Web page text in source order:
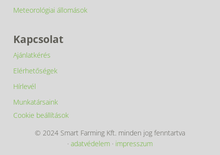
Meteorológiai állomások
Kapcsolat
Ajánlatkérés
Elérhetőségek
Hírlevél
Munkatársaink
Cookie beállítások
© 2024 Smart Farming Kft. minden jog fenntartva
· adatvédelem · impresszum